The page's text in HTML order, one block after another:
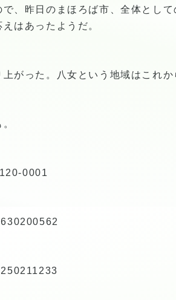
、昨日のまほろば市、全体とし
はあったようだ。
がった。八女という地域はこれ
0001